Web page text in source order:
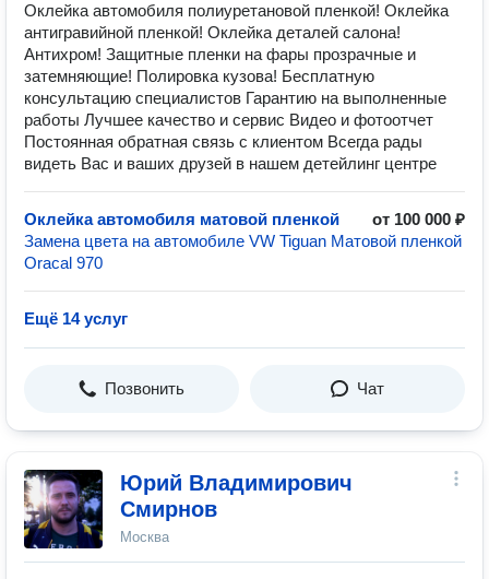
Оклейка автомобиля полиуретановой пленкой! Оклейка
антигравийной пленкой! Оклейка деталей салона!
Антихром! Защитные пленки на фары прозрачные и
затемняющие! Полировка кузова! Бесплатную
консультацию специалистов Гарантию на выполненные
работы Лучшее качество и сервис Видео и фотоотчет
Постоянная обратная связь с клиентом Всегда рады
видеть Вас и ваших друзей в нашем детейлинг центре
Оклейка автомобиля матовой пленкой
от 100 000 ₽
Замена цвета на автомобиле VW Tiguan Матовой пленкой
Oracal 970
Ещё 14 услуг
Позвонить Чат
Юрий Владимирович
Смирнов
Москва